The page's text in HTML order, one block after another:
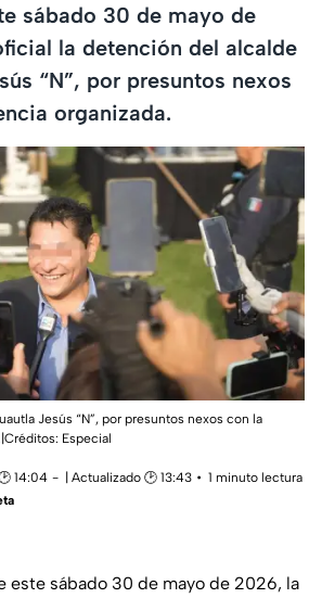
sábado 30 de mayo de
la detención del alcalde
“N”, por presuntos nexos
organizada.
Jesús “N”, por presuntos nexos con la
Especial
14:04 | Actualizado 🕑 13:43
1 minuto lectura
este sábado 30 de mayo de 2026, la